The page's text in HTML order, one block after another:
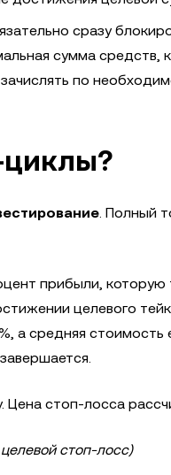
сразу
сумма средств,
по
циклы?
. Полный
прибыли,
целевого
а средняя стоимость
Цена стоп-лосса
стоп-лосс)